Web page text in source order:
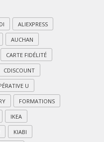
ALIEXPRESS
AUCHAN
CARTE FIDÉLITÉ
CDISCOUNT
U
FORMATIONS
IKEA
KIABI